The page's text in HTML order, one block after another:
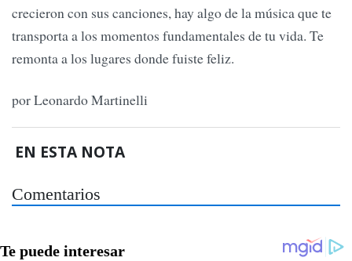
crecieron con sus canciones, hay algo de la música que te
transporta a los momentos fundamentales de tu vida. Te
remonta a los lugares donde fuiste feliz.
por Leonardo Martinelli
EN ESTA NOTA
Comentarios